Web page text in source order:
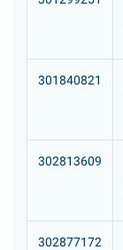
301840821
302813609
302877172